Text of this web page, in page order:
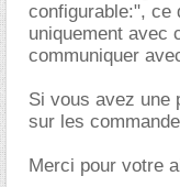
configurable:", ce
uniquement avec
communiquer
Si vous avez une
sur les commande
Merci pour votre